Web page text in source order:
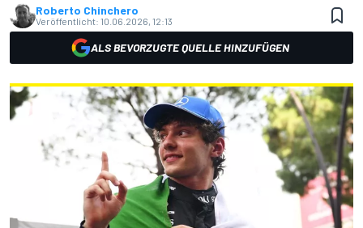
Roberto Chinchero
Veröffentlicht: 10.06.2026, 12:13
ALS BEVORZUGTE QUELLE HINZUFÜGEN